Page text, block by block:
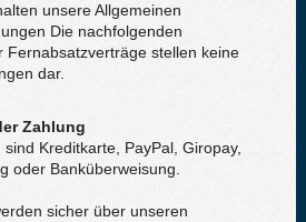
unsere Allgemeinen
Die nachfolgenden
Fernabsatzverträge stellen keine
dar.
Zahlung
Kreditkarte, PayPal, Giropay,
oder Banküberweisung.
sicher über unseren